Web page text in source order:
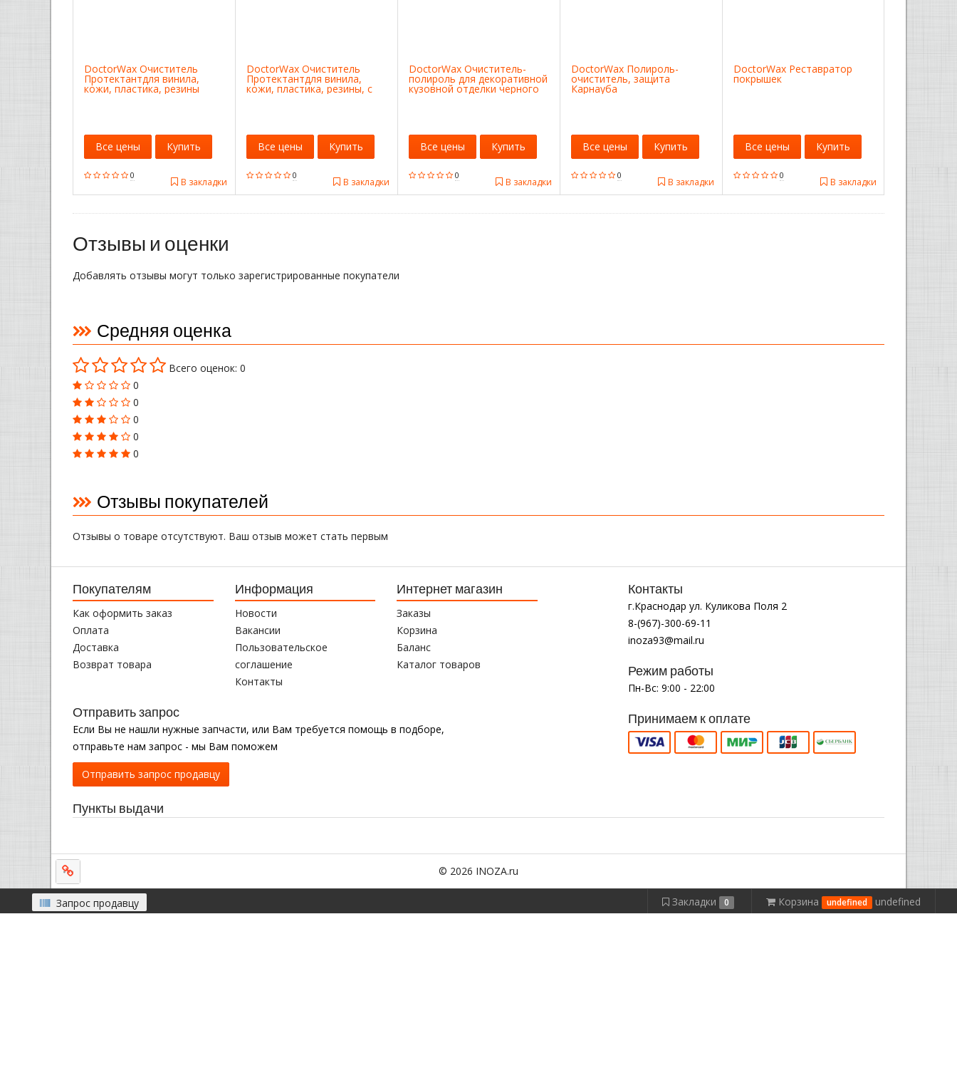
DoctorWax Очиститель
Протектантдля винила,
кожи, пластика, резины
0
В закладки
Все цены Купить
DoctorWax Очиститель
Протектантдля винила,
кожи, пластика, резины, с
запахом лимон
0
В закладки
Все цены Купить
DoctorWax Очиститель-
полироль для декоративной
кузовной отделки черного
цвета
0
В закладки
Все цены Купить
DoctorWax Полироль-
очиститель, защита
Карнауба
0
В закладки
Все цены Купить
DoctorWax Реставратор
покрышек
0
В закладки
Все цены Купить
Отзывы и оценки
Добавлять отзывы могут только зарегистрированные покупатели
Средняя оценка
Всего оценок: 0
0
0
0
0
0
Отзывы покупателей
Отзывы о товаре отсутствуют. Ваш отзыв может стать первым
Покупателям
Как оформить заказ
Оплата
Доставка
Возврат товара
Информация
Новости
Вакансии
Пользовательское
соглашение
Контакты
Интернет магазин
Заказы
Корзина
Баланс
Каталог товаров
Отправить запрос
Если Вы не нашли нужные запчасти, или Вам требуется помощь в подборе,
отправьте нам запрос - мы Вам поможем
Отправить запрос продавцу
Контакты
г.Краснодар ул. Куликова Поля 2
8-(967)-300-69-11
inoza93@mail.ru
Режим работы
Пн-Вс: 9:00 - 22:00
Принимаем к оплате
Пункты выдачи
© 2026 INOZA.ru
Запрос продавцу Закладки 0 Корзина undefined undefined